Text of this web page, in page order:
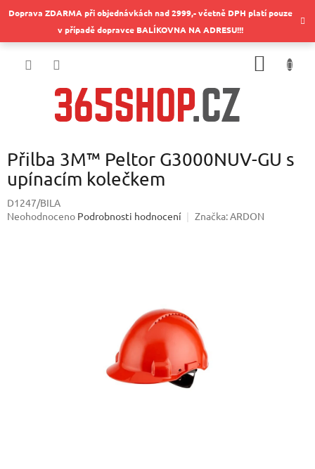
naDoprava ZDARMA při objednávkách nad 2999,- včetně DPH platí pouze
v případě dopravce BALÍKOVNA NA ADRESU!!!
Přilba 3M™ Peltor G3000NUV-GU s
upínacím kolečkem
D1247/BILA
Průměrné
Neohodnoceno Podrobnosti hodnocení Značka:ARDON